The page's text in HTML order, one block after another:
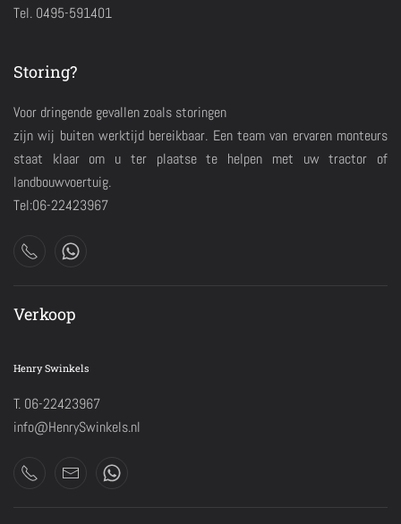
Tel. 0495-591401
Storing?
Voor dringende gevallen zoals storingen
zijn wij buiten werktijd bereikbaar. Een team van ervaren monteurs
staat klaar om u ter plaatse te helpen met uw tractor of
landbouwvoertuig.
Tel:06-22423967
Verkoop
Henry Swinkels
T. 06-22423967
info@HenrySwinkels.nl